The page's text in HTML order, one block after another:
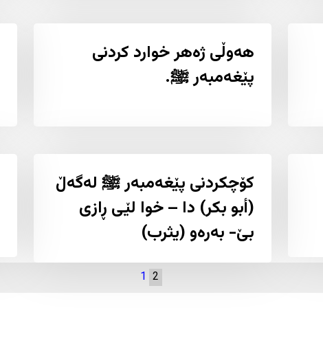
هەوڵی ژەهر خوارد کردنى
پێغەمبەر ﷺ.
کۆچکردنى پێغەمبەر ﷺ لەگەڵ
(أبو بکر) دا – خوا لێی ڕازى
بێ- بەرەو (یثرب)
1 2